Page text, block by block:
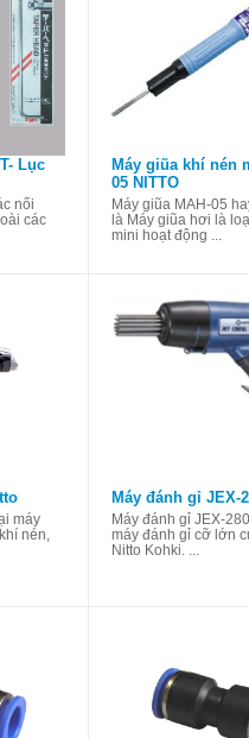
Lục
nổi
các
Máy giũa khí nén
05 NITTO
Máy giũa MAH-05
là Máy giũa hơi là
mini hoạt động ...
máy
nén,
Máy đánh gỉ JEX-
Máy đánh gỉ JEX-
máy đánh gỉ cỡ lớn
Nitto Kohki. ...